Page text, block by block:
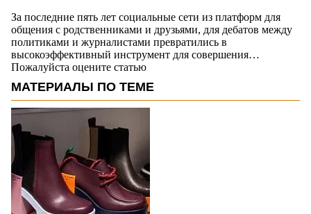
За последние пять лет социальные сети из платформ для
общения с родственниками и друзьями, для дебатов между
политиками и журналистами превратились в
высокоэффективный инструмент для совершения…
Пожалуйста оцените статью
МАТЕРИАЛЫ ПО ТЕМЕ